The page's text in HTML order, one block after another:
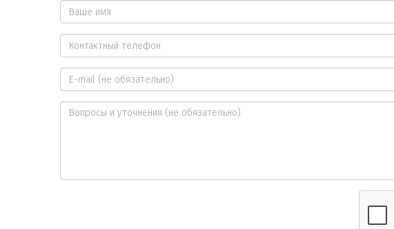
Ваше
имя
*
Контактный
телефон
*
E-
mail